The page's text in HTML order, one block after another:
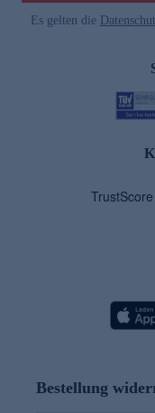
Es gelten die
Bestellung